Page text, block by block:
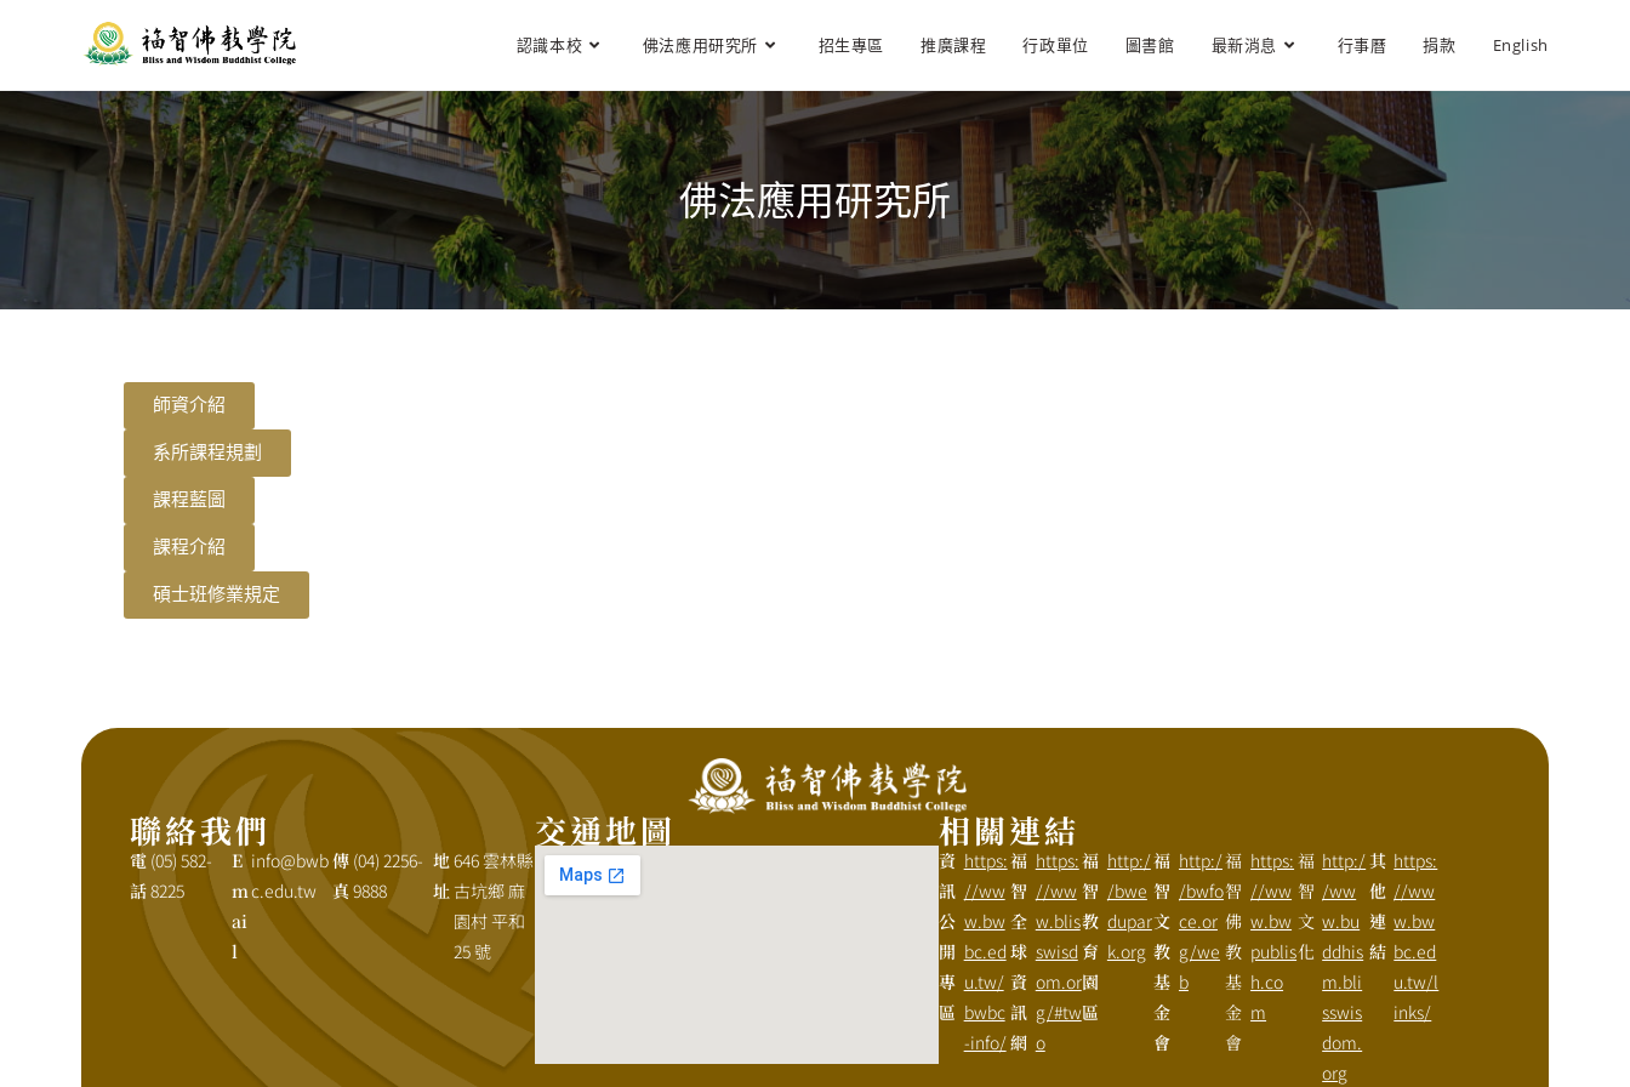
認識本校 佛法應用研究所 招生專區 推廣課程 行政單位 圖書館 最新消息 行事曆 捐款 English
佛法應用研究所
師資介紹
系所課程規劃
課程藍圖
課程介紹
碩士班修業規定
聯絡我們
電
話
(05) 582-
8225
E
m
ai
l
info@bwb
c.edu.tw
傳
真
(04) 2256-
9888
地
址
646 雲林縣
古坑鄉 麻
園村 平和
25 號
交通地圖 相關連結
資
訊
公
開
專
區
https:
//ww
w.bw
bc.ed
u.tw/
bwbc
-info/
福
智
全
球
資
訊
網
https:
//ww
w.blis
swisd
om.or
g/#tw
o
福
智
教
育
園
區
http:/
/bwe
dupar
k.org
福
智
文
教
基
金
會
http:/
/bwfo
ce.or
g/we
b
福
智
佛
教
基
金
會
https:
//ww
w.bw
publis
h.co
m
福
智
文
化
http:/
/ww
w.bu
ddhis
m.bli
sswis
dom.
org
其
他
連
結
https:
//ww
w.bw
bc.ed
u.tw/l
inks/